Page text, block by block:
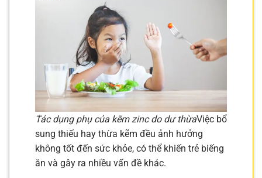
Tác dụng phụ của kẽm zinc do dư thừaViệc bổ
sung thiếu hay thừa kẽm đều ảnh hưởng
không tốt đến sức khỏe, có thể khiến trẻ biếng
ăn và gây ra nhiều vấn đề khác.